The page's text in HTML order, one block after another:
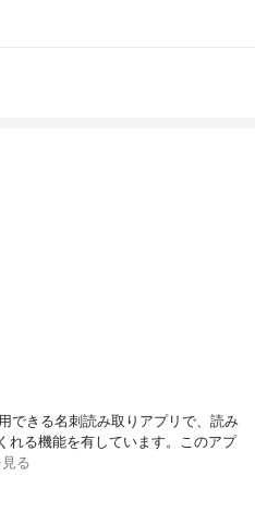
できる名刺読み取りアプリで、読み
れる機能を有しています。このアプ
る